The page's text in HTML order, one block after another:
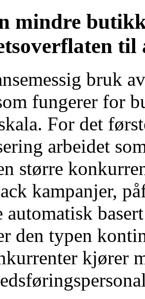
mindre
bruk
fungerer for
For det
arbeidet
større
kampanjer,
den typen
kjører